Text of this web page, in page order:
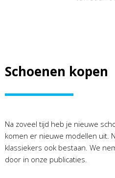
Schoenen kopen
Na zoveel tijd heb je nieuwe
komen er nieuwe modellen uit.
klassiekers ook bestaan. We
door in onze publicaties.